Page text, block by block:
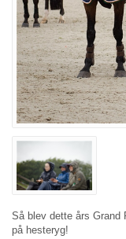
Så blev dette års Grand
på hesteryg!